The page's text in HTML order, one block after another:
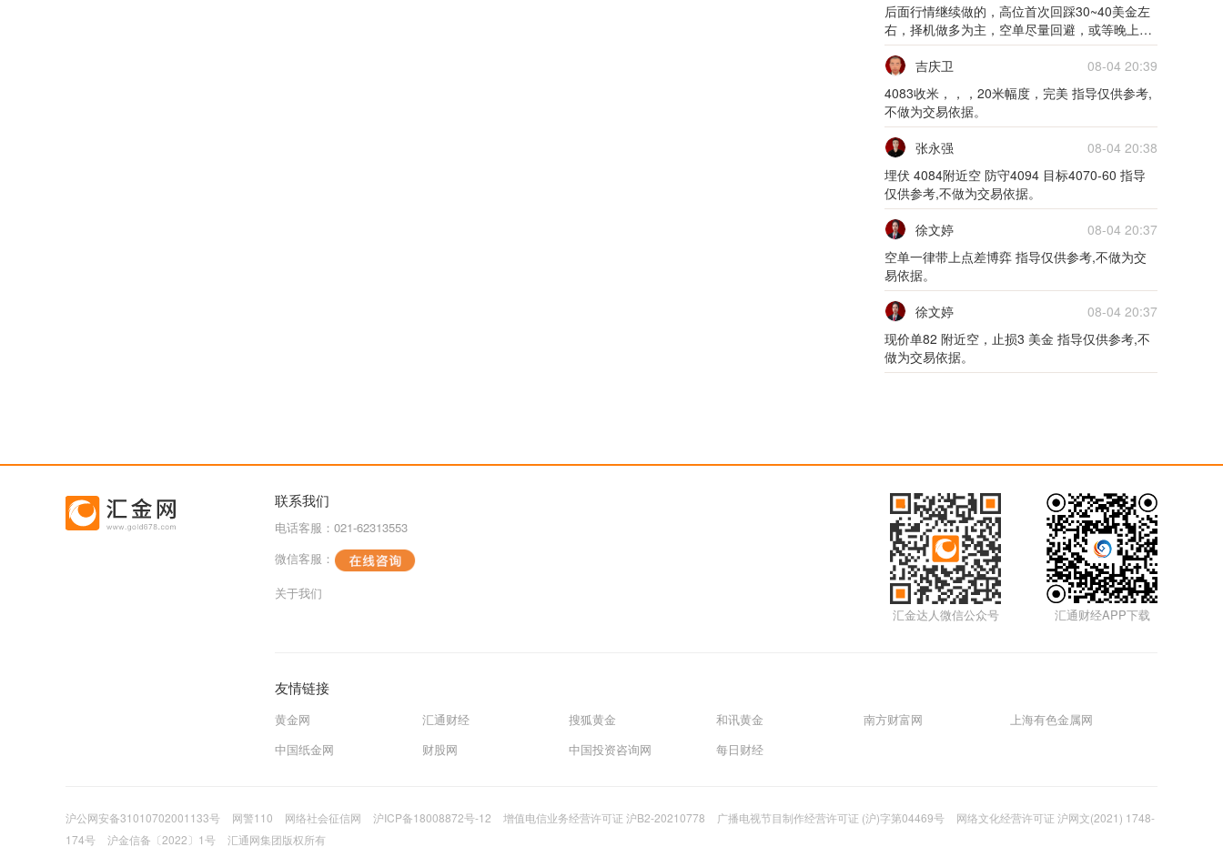
5m
01月25日0125货币
5m
01月24日0124货币
01月21日0121外汇
01月19日0119外汇
5m
01月17日0117外汇
01月14日0114外汇
01月11日0111外汇视频
后面行情继续做的，高位首次回踩30~40美金左
右，择机做多为主，空单尽量回避，或等晚上22
点数据表现，如果利空择机在压力位置附近尝
试，利多的话千万不要做空，切记 指导仅供参
考,不做为交易依据。
吉庆卫
08-04 20:39
4083收米，，，20米幅度，完美 指导仅供参考,
不做为交易依据。
张永强
08-04 20:38
埋伏 4084附近空 防守4094 目标4070-60 指导
仅供参考,不做为交易依据。
徐文婷
08-04 20:37
空单一律带上点差博弈 指导仅供参考,不做为交
易依据。
徐文婷
08-04 20:37
现价单82 附近空，止损3 美金 指导仅供参考,不
做为交易依据。
联系我们
电话客服：021-62313553
微信客服：
关于我们
汇通财经APP下载
汇金达人微信公众号
友情链接
黄金网 汇通财经 搜狐黄金 和讯黄金 南方财富网
上海有色金属网
中国纸金网
财股网 中国投资咨询网 每日财经
沪公网安备31010702001133号 网警110 网络社会征信网 沪ICP备18008872号-12 增值电信业务经营许可证 沪B2-20210778 广播电视节目制作经营许可证 (沪)字第04469号
网络文化经营许可证 沪网文(2021) 1748-
174号
沪金信备〔2022〕1号 汇通网集团版权所有